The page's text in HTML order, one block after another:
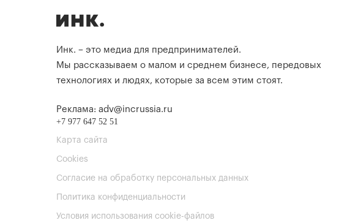
Инк. – это медиа для предпринимателей.
Мы рассказываем о малом и среднем бизнесе, передовых
технологиях и людях, которые за всем этим стоят.
Реклама: adv@incrussia.ru
+7 977 647 52 51
Карта сайта
Cookies
Согласие на обработку персональных данных
Политика конфиденциальности
Условия использования cookie-файлов